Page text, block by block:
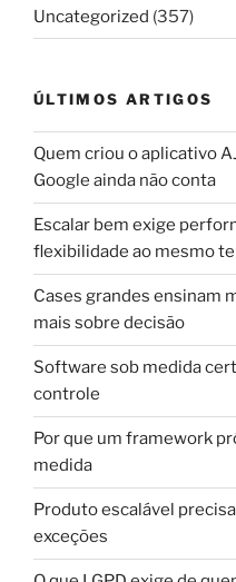
Uncategorized (357)
ÚLTIMOS ARTIGOS
Quem criou o aplicativo
Google ainda não conta
Escalar bem exige
flexibilidade ao mesmo
Cases grandes ensinam
mais sobre decisão
Software sob medida
controle
Por que um framework
medida
Produto escalável
exceções